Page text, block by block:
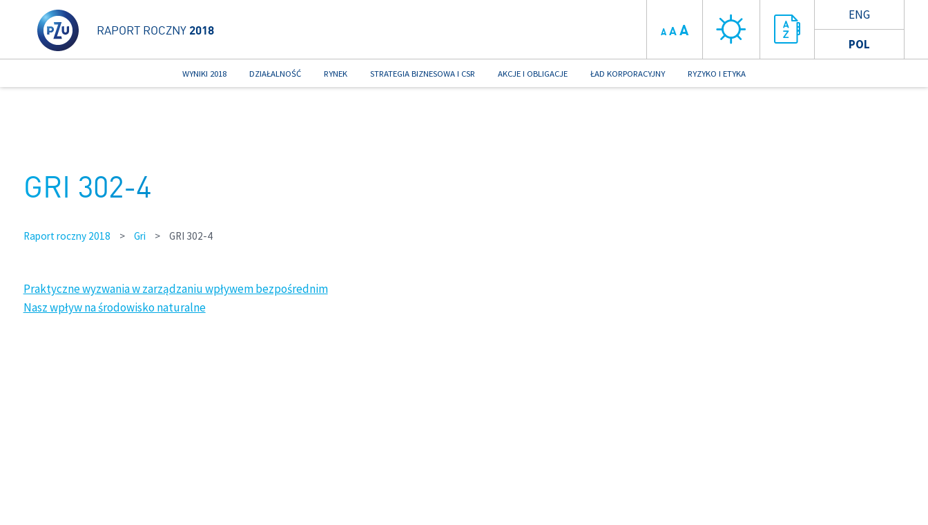
RAPORT ROCZNY 2018
ENG
POL
A A A
WYNIKI 2018 DZIAŁALNOŚĆ RYNEK STRATEGIA BIZNESOWA I CSR AKCJE I OBLIGACJE ŁAD KORPORACYJNY RYZYKO I ETYKA
GRI 302-4
Raport roczny 2018 > Gri > GRI 302-4
Praktyczne wyzwania w zarządzaniu wpływem bezpośrednim
Nasz wpływ na środowisko naturalne